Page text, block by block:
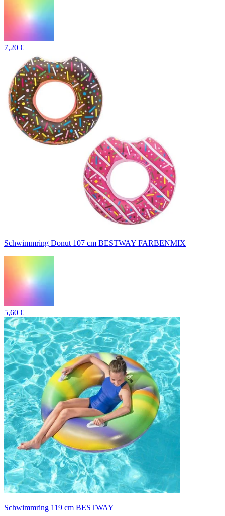
7,20 €
Schwimmring Donut 107 cm BESTWAY FARBENMIX
5,60 €
Schwimmring 119 cm BESTWAY